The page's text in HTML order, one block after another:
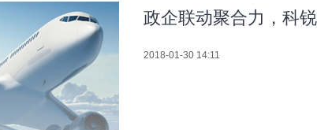
政企联动聚合力，科
2018-01-30 14:11